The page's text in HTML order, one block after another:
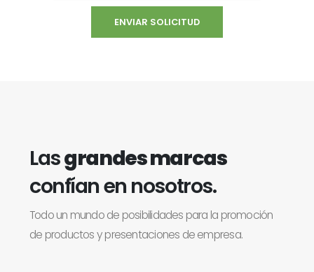
Lasgrandes marcas
confían en nosotros.
Todo un mundo de posibilidades para la promoción
de productos y presentaciones de empresa.